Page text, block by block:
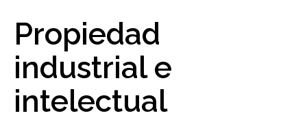
Propiedad
industrial e
intelectual